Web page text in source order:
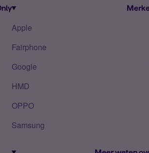
Apple
Fairphone
Google
HMD
OPPO
Samsung